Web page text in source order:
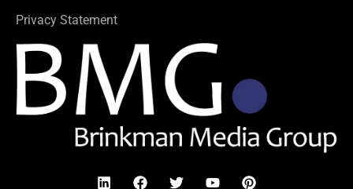
Privacy Statement